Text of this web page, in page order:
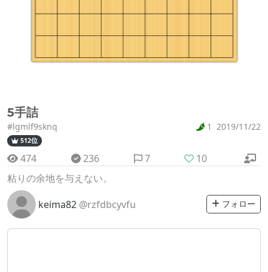
5手詰
#lgmlf9sknq 1 2019/11/22
512位
474 236 7
10
粘りの余地を与えない。
keima82 @rzfdbcyvfu フォロー